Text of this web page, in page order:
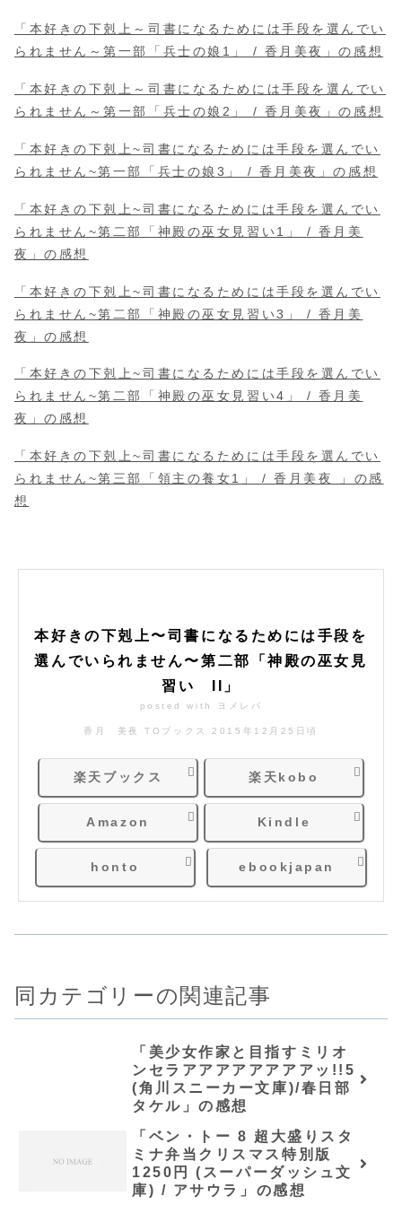
「本好きの下剋上～司書になるためには手段を選んでい
られません～第一部「兵士の娘1」 / 香月美夜」の感想
「本好きの下剋上～司書になるためには手段を選んでい
られません～第一部「兵士の娘2」 / 香月美夜」の感想
「本好きの下剋上~司書になるためには手段を選んでい
られません~第一部「兵士の娘3」 / 香月美夜」の感想
「本好きの下剋上~司書になるためには手段を選んでい
られません~第二部「神殿の巫女見習い1」 / 香月美
夜」の感想
「本好きの下剋上~司書になるためには手段を選んでい
られません~第二部「神殿の巫女見習い3」 / 香月美
夜」の感想
「本好きの下剋上~司書になるためには手段を選んでい
られません~第二部「神殿の巫女見習い4」 / 香月美
夜」の感想
「本好きの下剋上~司書になるためには手段を選んでい
られません~第三部「領主の養女1」 / 香月美夜 」の感
想
本好きの下剋上〜司書になるためには手段を
選んでいられません〜第二部「神殿の巫女見
習い II」
posted with ヨメレバ
香月 美夜 TOブックス 2015年12月25日頃
楽天ブックス 楽天kobo
Amazon Kindle
honto ebookjapan
同カテゴリーの関連記事
「美少女作家と目指すミリオ
ンセラアアアアアアアアッ!!5
(角川スニーカー文庫)/春日部
タケル」の感想
「ベン・トー 8 超大盛りスタ
ミナ弁当クリスマス特別版
1250円 (スーパーダッシュ文
庫) / アサウラ」の感想